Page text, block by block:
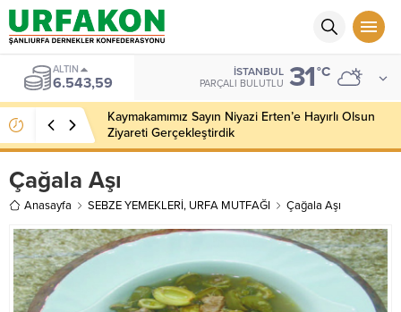
ALTIN
6.543,59
İSTANBUL
PARÇALI BULUTLU 31°C
Kaymakamımız Sayın Niyazi Erten’e Hayırlı Olsun
Ziyareti Gerçekleştirdik
Çağala Aşı
Anasayfa SEBZE YEMEKLERİ, URFA MUTFAĞI Çağala Aşı